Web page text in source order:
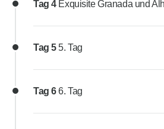
Tag 4 Exquisite Granada und
Tag 55. Tag
Tag 66. Tag